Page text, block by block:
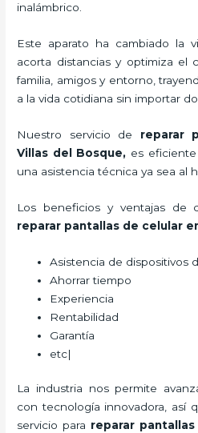
inalámbrico.
Este aparato ha cambiado la
acorta distancias y optimiza el
familia, amigos y entorno,
a la vida cotidiana sin importar
Nuestro servicio de reparar
Villas del Bosque, es
una asistencia técnica ya sea al
Los beneficios y ventajas de
reparar pantallas de celular
Asistencia de dispositivos
Ahorrar tiempo
Experiencia
Rentabilidad
Garantía
etc|
La industria nos permite
con tecnología innovadora, así
servicio para reparar